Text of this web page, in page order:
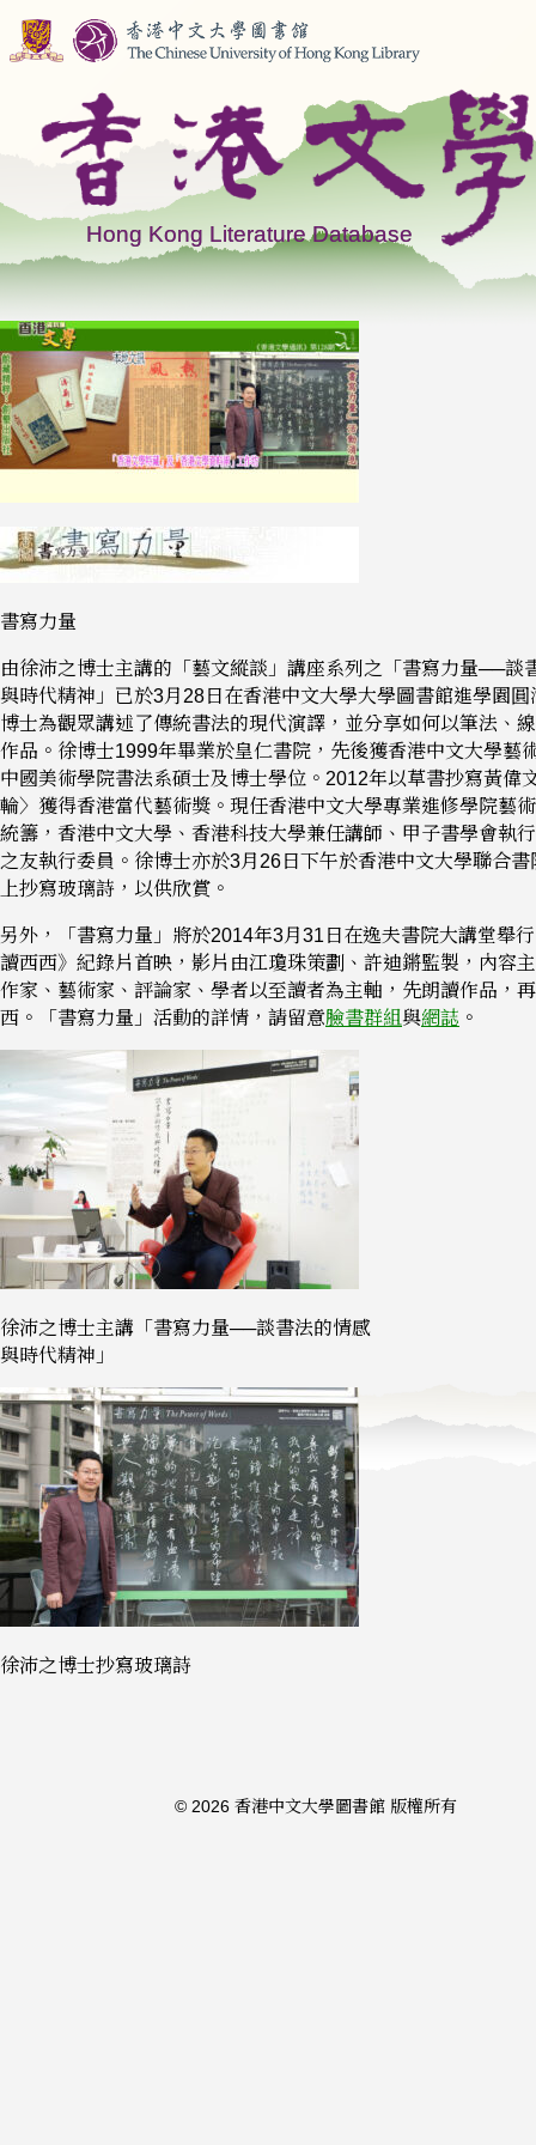
書寫力量
由徐沛之博士主講的「藝文縱談」講座系列之「書寫力量──談
與時代精神」已於3月28日在香港中文大學大學圖書館進學園圓
博士為觀眾講述了傳統書法的現代演譯，並分享如何以筆法、
作品。徐博士1999年畢業於皇仁書院，先後獲香港中文大學藝
中國美術學院書法系碩士及博士學位。2012年以草書抄寫黃偉
輪〉獲得香港當代藝術獎。現任香港中文大學專業進修學院藝
統籌，香港中文大學、香港科技大學兼任講師、甲子書學會執
之友執行委員。徐博士亦於3月26日下午於香港中文大學聯合書
上抄寫玻璃詩，以供欣賞。
另外，「書寫力量」將於2014年3月31日在逸夫書院大講堂舉
讀西西》紀錄片首映，影片由江瓊珠策劃、許迪鏘監製，內容
作家、藝術家、評論家、學者以至讀者為主軸，先朗讀作品，
西。「書寫力量」活動的詳情，請留意臉書群組與網誌 。
徐沛之博士主講「書寫力量──談書法的情感
與時代精神」
徐沛之博士抄寫玻璃詩
© 2026 香港中文大學圖書館 版權所有